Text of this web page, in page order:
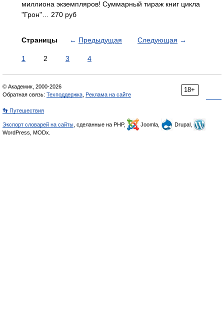
миллиона экземпляров! Суммарный тираж книг цикла
"Грон"… 270 руб
Страницы ← Предыдущая Следующая →
1 2 3 4
18+
© Академик, 2000-2026
Обратная связь: Техподдержка Реклама на сайте
👣 Путешествия
Экспорт словарей на сайты , сделанные на PHP, Joomla,
Drupal,
WordPress, MODx.